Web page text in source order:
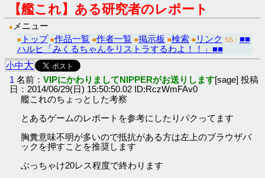
【艦これ】ある研究者のレポート
● メニュー
■ トップ ■作品一覧 ■作者一覧 ■掲示板 ■検索 ■ リンク SS： ■■
ハルヒ「みくるちゃんをリストラするわよ！！」■■
小中大
1 名前：VIPにかわりましてNIPPERがお送りします[sage] 投稿
日：2014/06/29(日) 15:50:50.02 ID:RczWmFAv0
艦これのちょっとした考察
とあるゲームのレポートを参考にしたりパクってます
胸糞意味不明が多いので抵抗がある方は左上のブラウザバ
ックを押すことを推奨します
ぶっちゃけ20レス程度で終わります